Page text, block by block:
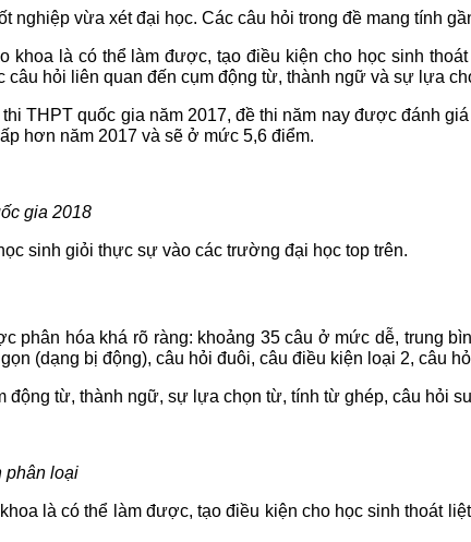
vừa xét đại học. Các câu hỏi trong đề mang tính
là có thể làm được, tạo điều kiện cho học sinh
hỏi liên quan đến cụm động từ, thành ngữ và sự lựa
THPT quốc gia năm 2017, đề thi năm nay được đánh
hơn năm 2017 và sẽ ở mức 5,6 điểm.
gia 2018
sinh giỏi thực sự vào các trường đại học top trên.
hóa khá rõ ràng: khoảng 35 câu ở mức dễ, trung
(dạng bị động), câu hỏi đuôi, câu điều kiện loại 2, câu
động từ, thành ngữ, sự lựa chọn từ, tính từ ghép, câu hỏi
phân loại
là có thể làm được, tạo điều kiện cho học sinh thoát